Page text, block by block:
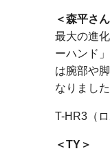
森平さん
最大の進
ーハンド
は腕部や
なりました
T-HR3（
TY